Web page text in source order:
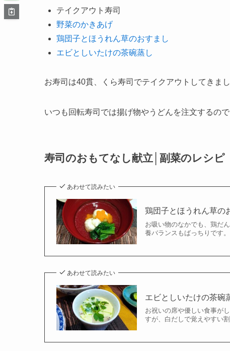
テイクアウト寿司
野菜のかきあげ
鶏団子とほうれん草のおすまし
エビとしいたけの茶碗蒸し
お寿司は40貫、くら寿司でテイクアウトしてきまし
いつも回転寿司では揚げ物やうどんを注文するの
寿司のおもてなし献立│副菜のレシピ
あわせて読みたい
鶏団子とほうれん草の
お吸い物のなかでも、鶏だ
養バランスもばっちりです
あわせて読みたい
エビとしいたけの茶碗
お祝いの席や優しい食事が
すが、白だしで覚えやすい